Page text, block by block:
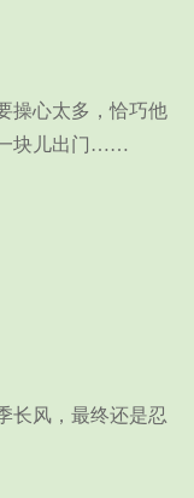
心太多，恰巧他
块儿出门……
风，最终还是忍